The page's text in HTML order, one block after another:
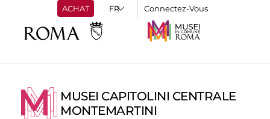
ACHAT Connectez-Vous
MUSEI CAPITOLINI CENTRALE
MONTEMARTINI